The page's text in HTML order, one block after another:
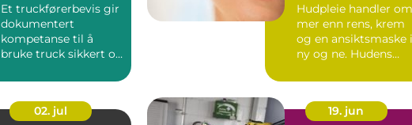
Et truckførerbevis gir
dokumentert
kompetanse til å
bruke truck sikkert og
arbeidsplassen....
Hudpleie handler om
mer enn rens, krem
og en ansiktsmaske i
ny og ne. Hudens
med al...
02. jul
19. jun